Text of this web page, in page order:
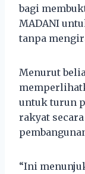
bagi
MADANI
tanpa
Menurut
untuk turun
rakyat
“Ini